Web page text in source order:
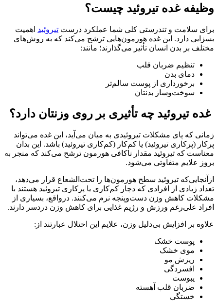
وظیفه غده تیروئید چیست؟
برای سلامت و تندرستی کلی شما عملکرد درست تیروئید اهمیت
بسزایی دارد. این غده هورمون‌هایی ترشح می‌کند که به روش‌های
مختلف بر بدن انسان تأثیر می‌گذارند؛ مانند:
تنظیم ضربان قلب
دمای بدن
برخورداری از پوست سالم‌تر
سوخت‌وساز بدنتان
غده تیروئید چه تأثیری بر روی وزنتان دارد؟
زمانی که پای مشکلات تیروئیدی به میان می‌آید، این غده می‌تواند
پرکار (پرکاری تیروئید) یا کم‌کار (کم‌کاری تیروئید) باشد. این بدان
معناست که تیروئید مقدار ناکافی هورمون ترشح می‌کند که منجر به
بروز علایم متفاوتی می‌شود.
ازآنجایی‌که تیروئید سطح هورمون‌ها را تحت‌الشعاع قرار می‌دهد،
تعداد زیادی از افرادی که دچار کم‌کاری یا پرکاری تیروئید هستند با
مشکلات کاهش وزن دست‌وپنجه نرم می‌کنند. درواقع، بسیاری از
افراد علی‌رغم ورزش و رژیم غذایی برای کاهش وزن دردسر دارند.
علاوه بر افزایش بی‌دلیل وزن، علایم این اختلال عبارتند از:
پوست خشک
موی خشک
ریزش مو
افسردگی
یبوست
ضربان قلب آهسته
خستگی